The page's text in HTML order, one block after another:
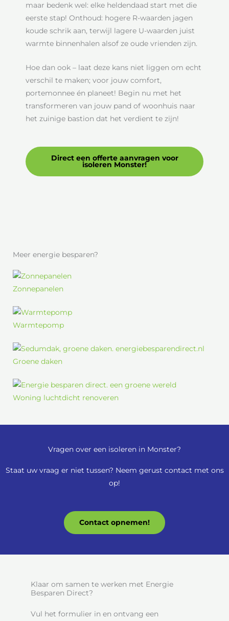
maar bedenk wel: elke heldendaad start met die
eerste stap! Onthoud: hogere R-waarden jagen
koude schrik aan, terwijl lagere U-waarden juist
warmte binnenhalen alsof ze oude vrienden zijn.
Hoe dan ook – laat deze kans niet liggen om echt
verschil te maken; voor jouw comfort,
portemonnee én planeet! Begin nu met het
transformeren van jouw pand of woonhuis naar
het zuinige bastion dat het verdient te zijn!
Direct een offerte aanvragen voor
isoleren Monster!
Meer energie besparen?
Zonnepanelen
Warmtepomp
Groene daken
Woning luchtdicht renoveren
Vragen over een isoleren in Monster?
Staat uw vraag er niet tussen? Neem gerust contact met ons
op!
Contact opnemen!
Klaar om samen te werken met Energie
Besparen Direct?
Vul het formulier in en ontvang een